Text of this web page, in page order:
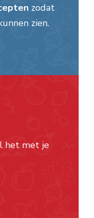
zodat
zien.
het met je